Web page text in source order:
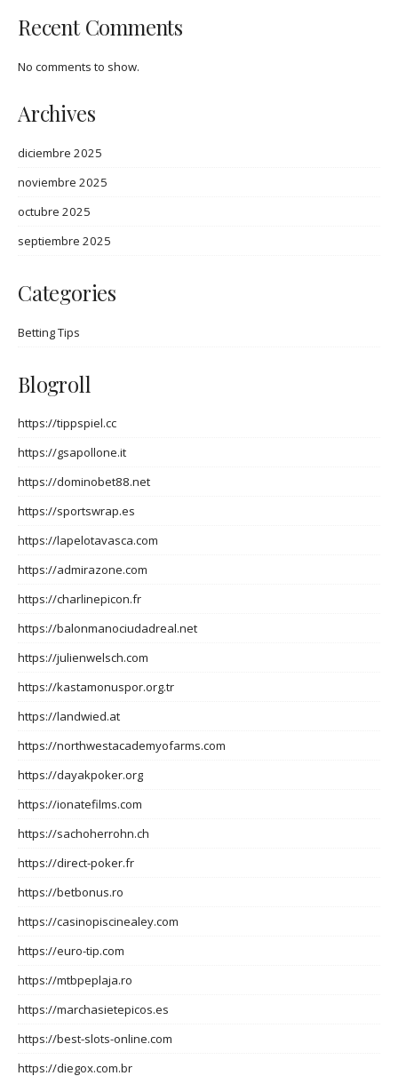
Recent Comments
No comments to show.
Archives
diciembre 2025
noviembre 2025
octubre 2025
septiembre 2025
Categories
Betting Tips
Blogroll
https://tippspiel.cc
https://gsapollone.it
https://dominobet88.net
https://sportswrap.es
https://lapelotavasca.com
https://admirazone.com
https://charlinepicon.fr
https://balonmanociudadreal.net
https://julienwelsch.com
https://kastamonuspor.org.tr
https://landwied.at
https://northwestacademyofarms.com
https://dayakpoker.org
https://ionatefilms.com
https://sachoherrohn.ch
https://direct-poker.fr
https://betbonus.ro
https://casinopiscinealey.com
https://euro-tip.com
https://mtbpeplaja.ro
https://marchasietepicos.es
https://best-slots-online.com
https://diegox.com.br